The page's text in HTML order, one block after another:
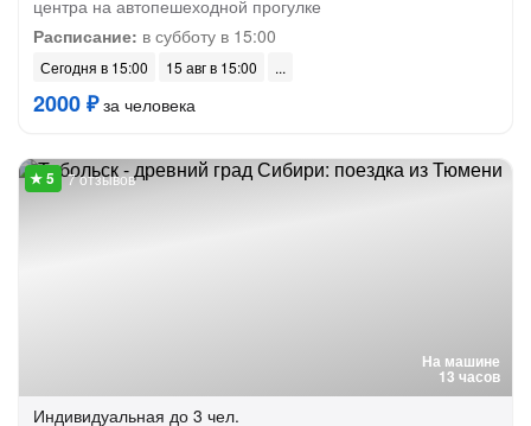
центра на автопешеходной прогулке
Расписание: в субботу в 15:00
Сегодня в 15:00 15 авг в 15:00
2000 ₽за человека
На машине
13 часов
7 отзывов
Индивидуальная до 3 чел.